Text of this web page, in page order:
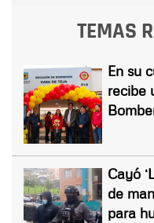
TEMAS
En su
recibe
Cayó
de
para